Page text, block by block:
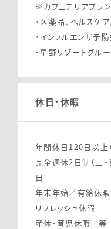
※カフェテリアプラン
・医薬品、ヘルスケ
・インフルエンザ予
・星野リゾートグ
休日・休暇
年間休日120日以上
完全週休2日制（土
日
年末年始／有給休
リフレッシュ休暇
産休・育児休暇 等